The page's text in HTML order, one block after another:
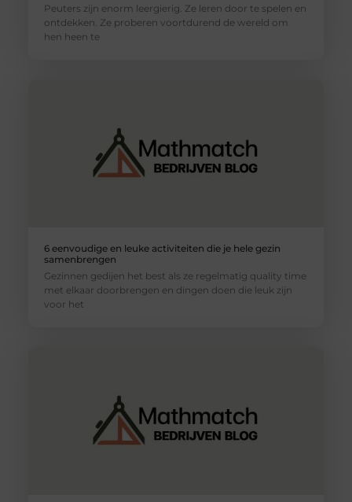
Peuters zijn enorm leergierig. Ze leren door te spelen en
ontdekken. Ze proberen voortdurend de wereld om
hen heen te
6 eenvoudige en leuke activiteiten die je hele gezin
samenbrengen
Gezinnen gedijen het best als ze regelmatig quality time
met elkaar doorbrengen en dingen doen die leuk zijn
voor het